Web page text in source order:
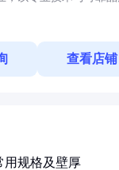
查看店铺
用规格及壁厚